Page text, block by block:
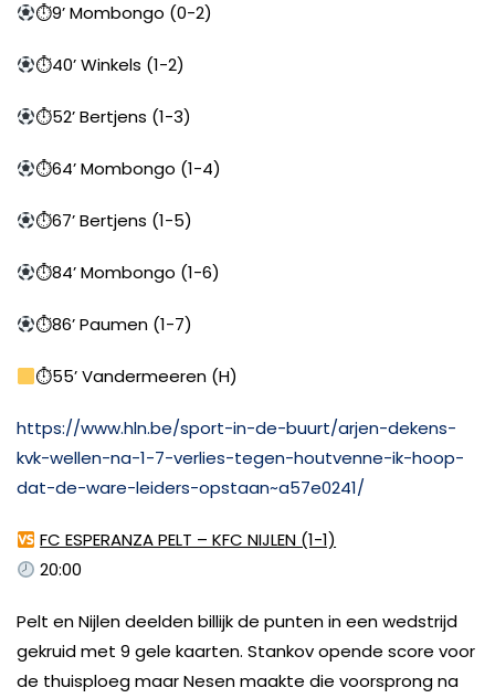
⏱9’ Mombongo (0-2)
⏱40’ Winkels (1-2)
⏱52’ Bertjens (1-3)
⏱64’ Mombongo (1-4)
⏱67’ Bertjens (1-5)
⏱84’ Mombongo (1-6)
⏱86’ Paumen (1-7)
⏱55’ Vandermeeren (H)
https://www.hln.be/sport-in-de-buurt/arjen-dekens-
kvk-wellen-na-1-7-verlies-tegen-houtvenne-ik-hoop-
dat-de-ware-leiders-opstaan~a57e0241/
FC ESPERANZA PELT – KFC NIJLEN (1-1)
20:00
Pelt en Nijlen deelden billijk de punten in een wedstrijd
gekruid met 9 gele kaarten. Stankov opende score voor
de thuisploeg maar Nesen maakte die voorsprong na